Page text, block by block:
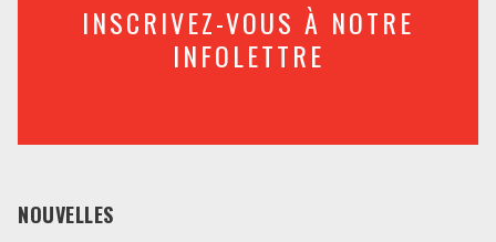
INSCRIVEZ-VOUS À NOTRE
INFOLETTRE
NOUVELLES